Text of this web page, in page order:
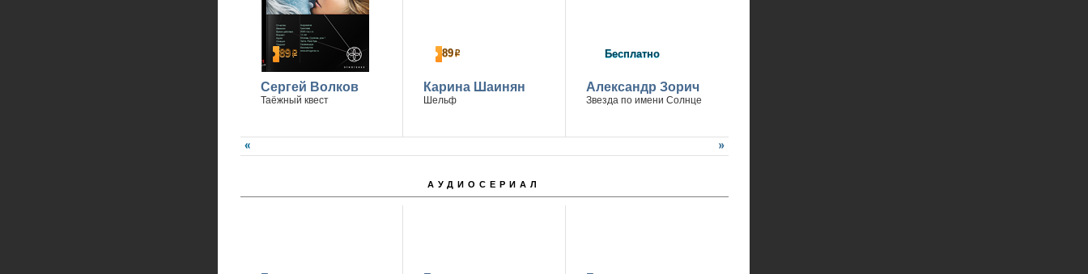
89р
Сергей Волков
Таёжный квест
89р
Карина Шаинян
Шельф
Бесплатно
Александр Зорич
Звезда по имени Солнце
АУДИОСЕРИАЛ